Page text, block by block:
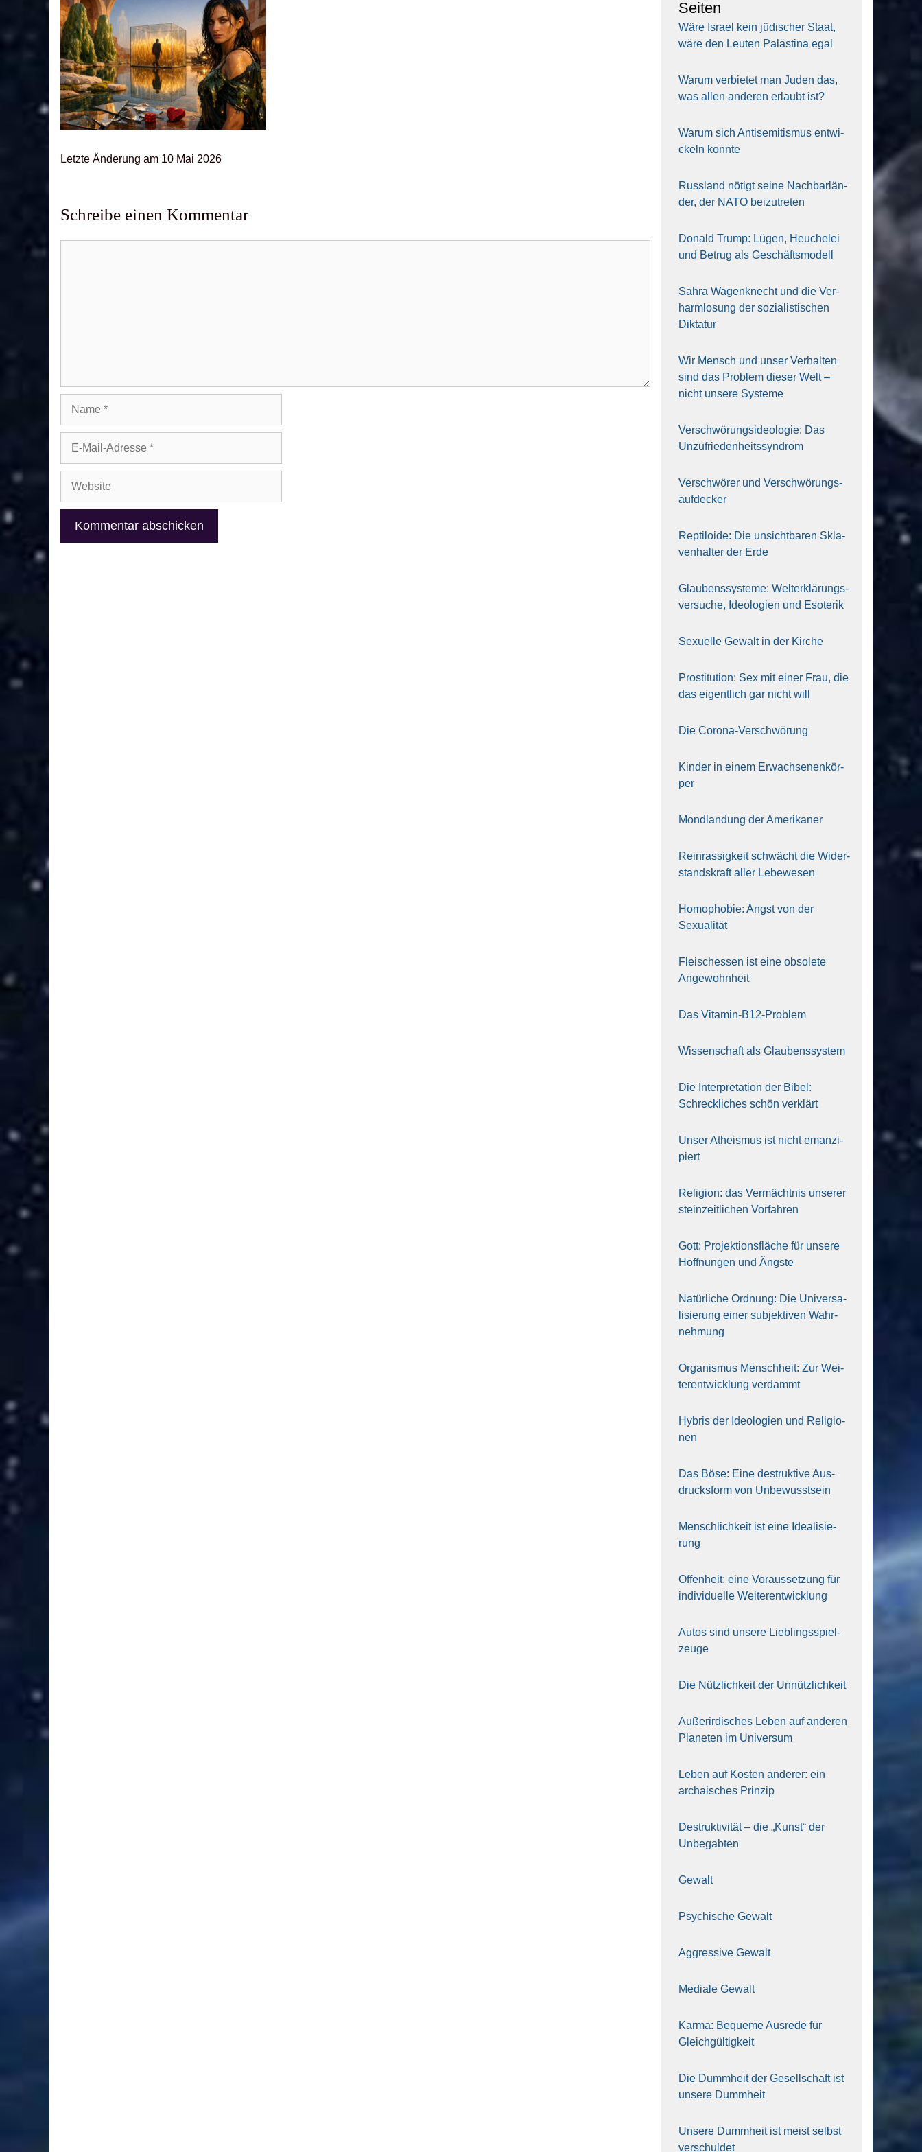
Letz­te Ände­rung am 10 Mai 2026
Schreibe einen Kommentar
Adresse
Sei­ten
Wäre Isra­el kein jüdi­scher Staat,
wäre den Leu­ten Paläs­ti­na egal
War­um ver­bie­tet man Juden das,
was allen ande­ren erlaubt ist?
War­um sich Anti­se­mi­tis­mus ent­wi­
ckeln konn­te
Russ­land nötigt sei­ne Nach­bar­län­
der, der NATO bei­zu­tre­ten
Donald Trump: Lügen, Heu­che­lei
und Betrug als Geschäfts­mo­dell
Sahra Wagen­knecht und die Ver­
harm­lo­sung der sozia­lis­ti­schen
Dik­ta­tur
Wir Mensch und unser Ver­hal­ten
sind das Pro­blem die­ser Welt –
nicht unse­re Sys‍te‍me
Ver­schwö­rungs­ideo­lo­gie: Das
Unzufrieden­heitssyndrom
Ver­schwö­rer und Verschwörungs­
aufdecker
Rep­ti­lo­ide: Die unsicht­ba­ren Skla­
ven­hal­ter der Erde
Glau­bens­sys­te­me: Welt­erklä­rungs­
ver­su­che, Ideo­lo­gien und Eso­te­rik
Sexu­el­le Gewalt in der Kir­che
Pro­sti­tu­ti­on: Sex mit einer Frau, die
das eigent­lich gar nicht will
Die Coro­na-Ver­schwö­rung
Kin­der in einem Erwach­se­nen­kör­
per
Mond­lan­dung der Ame­ri­ka­ner
Rein­ras­sig­keit schwächt die Wider­
stands­kraft aller Lebe­we­sen
Homo­pho­bie: Angst von der
Sexua­li­tät
Fleisch­essen ist eine obso­le­te
An‍ge‍wohn‍heit
Das Vit­amin-B12-Pro­blem
Wis­sen­schaft als Glau­bens­sys­tem
Die Inter­pre­ta­ti­on der Bibel:
Schreck­li­ches schön ver­klärt
Unser Athe­is­mus ist nicht eman­zi­
piert
Reli­gi­on: das Ver­mächt­nis unse­rer
stein­zeit­li­chen Vor­fah­ren
Gott: Pro­jek­ti­ons­flä­che für unse­re
Hoff­nun­gen und Ängs­te
Natür­li­che Ord­nung: Die Uni­ver­sa­
li­sie­rung einer sub­jek­ti­ven Wahr­
neh­mung
Orga­nis­mus Mensch­heit: Zur Wei­
ter­ent­wick­lung ver­dammt
Hybris der Ideo­lo­gien und Reli­gio­
nen
Das Böse: Eine destruk­ti­ve Aus­
drucks­form von Unbe­wusst­sein
Mensch­lich­keit ist eine Idea­li­sie­
rung
Offen­heit: eine Vor­aus­set­zung für
indi­vi­du­el­le Wei­ter­ent­wick­lung
Autos sind unse­re Lieb­lings­spiel­
zeu­ge
Die Nütz­lich­keit der Unnütz­lich­keit
Außer­ir­di­sches Leben auf ande­ren
Pla­ne­ten im Uni­ver­sum
Leben auf Kos­ten ande­rer: ein
archai­sches Prin­zip
Destruk­ti­vi­tät – die „Kunst“ der
Unbe­gab­ten
Gewalt
Psy­chi­sche Gewalt
Aggres­si­ve Gewalt
Media­le Gewalt
Kar­ma: Beque­me Aus­re­de für
Gleich­gül­tig­keit
Die Dumm­heit der Gesell­schaft ist
unse­re Dumm­heit
Unse­re Dumm­heit ist meist selbst
ver­schul­det